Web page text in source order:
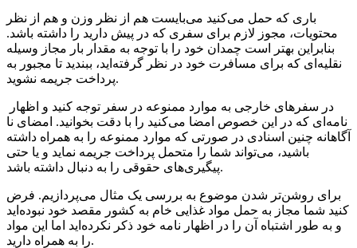
باری که حمل می‌کنید می‌بایست هم از نظر وزن و هم از نظر
محتویات، مجوز لازم برای سفری که در پیش دارید را داشته باشد.
بنابراین بهتر است چمدان خود را با توجه به مقدار بار مجاز وسیله
نقلیه‌ای که برای مسافرت خود در نظر گرفته‌اید، ببندید تا مجبور به
پرداخت جریمه نشوید.
نامه‌ای که در این خصوص امضا می‌کنید را با دقت بخوانید. امضای نا
آگاهانه چنین اسنادی در صورتی که موارد ممنوعه را به همراه داشته
باشید، می‌تواند شما را متحمل پرداخت جریمه نماید و یا حتی
پیگیری‌های حقوقی را به دنبال داشته باشد.
برای روشن‌تر شدن موضوع به بررسی یک مثال می‌پردازیم. فرض
کنید شما مجاز به حمل مواد غذایی خام به کشور مقصد خود نبوده‌اید
و به طور اشتباه آن را در اظهار نامه خود ذکر نکرده‌اید اما این مواد
را به همراه دارید.